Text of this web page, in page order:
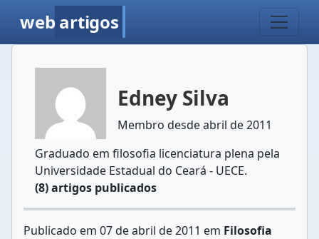
web artigos
Edney Silva
Membro desde abril de 2011
Graduado em filosofia licenciatura plena pela
Universidade Estadual do Ceará - UECE.
(8) artigos publicados
Publicado em 07 de abril de 2011 em Filosofia